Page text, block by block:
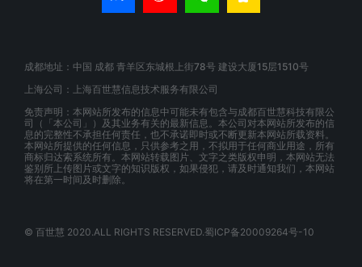
成都地址：中国 成都 青羊区东城根上街78号 建设大厦15层1510号
上海公司：上海百世慧信息技术服务有限公司
免责声明：本网站所发布的信息中可能未有包含与成都百世慧科技有限公
司（「本公司」）及其业务有关的最新信息。本公司对本网站所发布的信
息的完整性不承担任何责任，也不承诺即时或不断更新本网站所载资料。
本网站所提供的任何信息，只供参考之用，不拟用于任何商业用途，所有
商标归达索系统所有。本网站转载图片、文字之类版权申明，本网站无法
鉴别所上传图片或文字的知识版权，如果侵犯，请及时通知我们，本网站
将在第一时间及时删除。
© 百世慧 2020.ALL RIGHTS RESERVED.蜀ICP备20009264号-10